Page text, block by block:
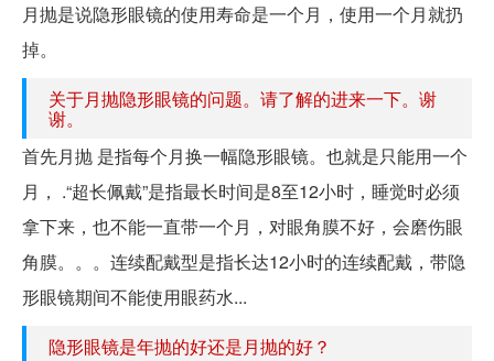
月抛是说隐形眼镜的使用寿命是一个月，使用一个月就扔
掉。
关于月抛隐形眼镜的问题。请了解的进来一下。谢
谢。
首先月抛 是指每个月换一幅隐形眼镜。也就是只能用一个
月， .“超长佩戴”是指最长时间是8至12小时，睡觉时必须
拿下来，也不能一直带一个月，对眼角膜不好，会磨伤眼
角膜。。。连续配戴型是指长达12小时的连续配戴，带隐
形眼镜期间不能使用眼药水...
隐形眼镜是年抛的好还是月抛的好？